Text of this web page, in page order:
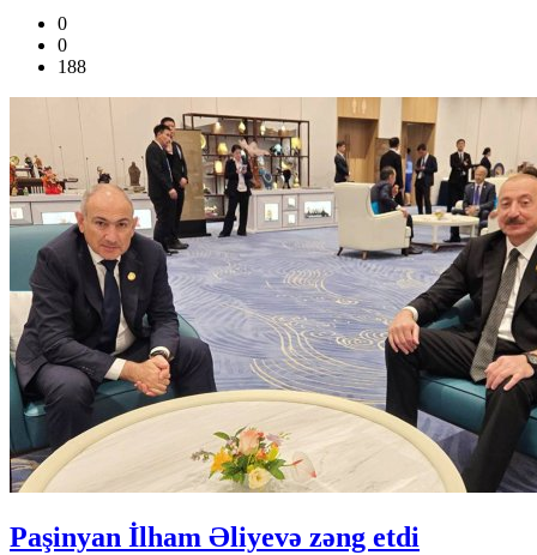
0
0
188
Paşinyan İlham Əliyevə zəng etdi